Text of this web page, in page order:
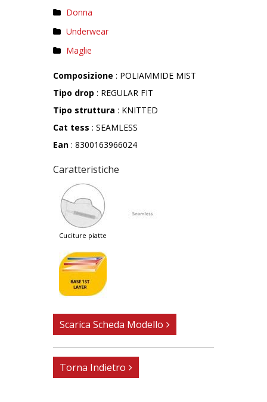
Donna
Underwear
Maglie
Composizione : POLIAMMIDE MIST
Tipo drop : REGULAR FIT
Tipo struttura : KNITTED
Cat tess : SEAMLESS
Ean : 8300163966024
Caratteristiche
cuciture piatte
Scarica Scheda Modello
Torna Indietro